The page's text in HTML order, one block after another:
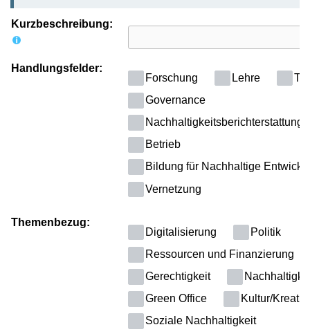
Kurzbeschreibung:
Handlungsfelder:
Forschung
Lehre
Governance
Nachhaltigkeitsberichterstattung
Betrieb
Bildung für Nachhaltige
Vernetzung
Themenbezug:
Digitalisierung
Politik
Ressourcen und Finanzierung
Gerechtigkeit
Green Office
Kultur/
Soziale Nachhaltigkeit